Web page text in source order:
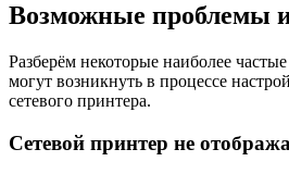
Возможные проблемы
Разберём некоторые наиболее
могут возникнуть в процессе
сетевого принтера.
Сетевой принтер не